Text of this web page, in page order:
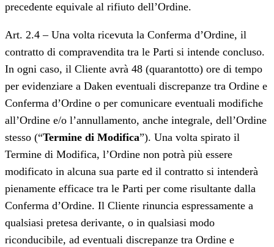
precedente equivale al rifiuto dell’Ordine.
Art. 2.4 – Una volta ricevuta la Conferma d’Ordine, il
contratto di compravendita tra le Parti si intende concluso.
In ogni caso, il Cliente avrà 48 (quarantotto) ore di tempo
per evidenziare a Daken eventuali discrepanze tra Ordine e
Conferma d’Ordine o per comunicare eventuali modifiche
all’Ordine e/o l’annullamento, anche integrale, dell’Ordine
stesso (“Termine di Modifica”). Una volta spirato il
Termine di Modifica, l’Ordine non potrà più essere
modificato in alcuna sua parte ed il contratto si intenderà
pienamente efficace tra le Parti per come risultante dalla
Conferma d’Ordine. Il Cliente rinuncia espressamente a
qualsiasi pretesa derivante, o in qualsiasi modo
riconducibile, ad eventuali discrepanze tra Ordine e